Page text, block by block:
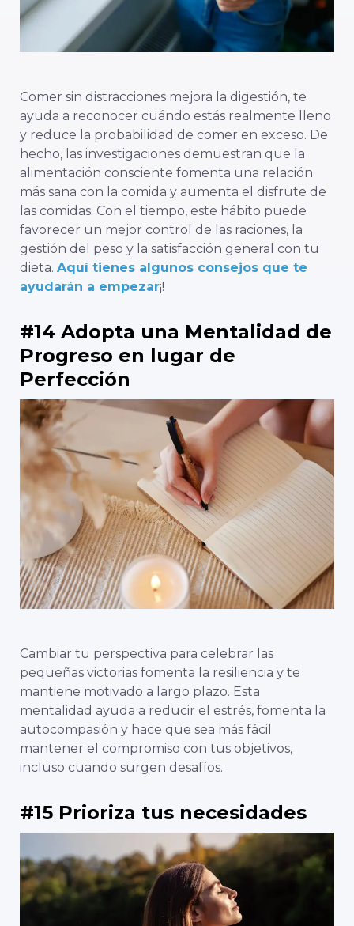
Comer sin distracciones mejora la digestión, te
ayuda a reconocer cuándo estás realmente lleno
y reduce la probabilidad de comer en exceso. De
hecho, las investigaciones demuestran que la
alimentación consciente fomenta una relación
más sana con la comida y aumenta el disfrute de
las comidas. Con el tiempo, este hábito puede
favorecer un mejor control de las raciones, la
gestión del peso y la satisfacción general con tu
dieta. Aquí tienes algunos consejos que te
ayudarán a empezar¡!
#14 Adopta una Mentalidad de
Progreso en lugar de
Perfección
Cambiar tu perspectiva para celebrar las
pequeñas victorias fomenta la resiliencia y te
mantiene motivado a largo plazo. Esta
mentalidad ayuda a reducir el estrés, fomenta la
autocompasión y hace que sea más fácil
mantener el compromiso con tus objetivos,
incluso cuando surgen desafíos.
#15 Prioriza tus necesidades